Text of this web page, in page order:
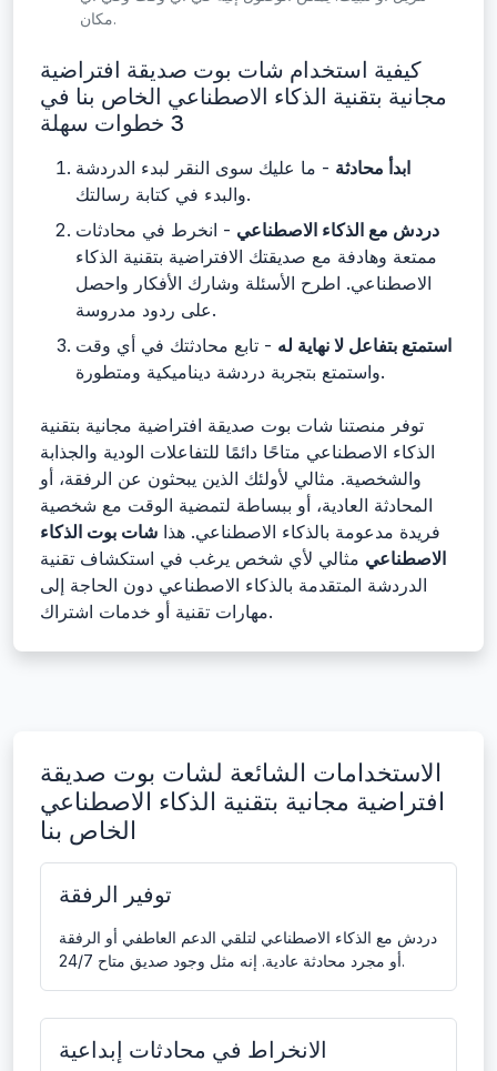
مكان.
كيفية استخدام شات بوت صديقة افتراضية
مجانية بتقنية الذكاء الاصطناعي الخاص بنا في
3 خطوات سهلة
ابدأ محادثة - ما عليك سوى النقر لبدء الدردشة
والبدء في كتابة رسالتك.
دردش مع الذكاء الاصطناعي - انخرط في محادثات
ممتعة وهادفة مع صديقتك الافتراضية بتقنية الذكاء
الاصطناعي. اطرح الأسئلة وشارك الأفكار واحصل
على ردود مدروسة.
استمتع بتفاعل لا نهاية له - تابع محادثتك في أي وقت
واستمتع بتجربة دردشة ديناميكية ومتطورة.
توفر منصتنا شات بوت صديقة افتراضية مجانية بتقنية
الذكاء الاصطناعي متاحًا دائمًا للتفاعلات الودية والجذابة
والشخصية. مثالي لأولئك الذين يبحثون عن الرفقة، أو
المحادثة العادية، أو ببساطة لتمضية الوقت مع شخصية
فريدة مدعومة بالذكاء الاصطناعي. هذا شات بوت الذكاء
الاصطناعي مثالي لأي شخص يرغب في استكشاف تقنية
الدردشة المتقدمة بالذكاء الاصطناعي دون الحاجة إلى
مهارات تقنية أو خدمات اشتراك.
الاستخدامات الشائعة لشات بوت صديقة
افتراضية مجانية بتقنية الذكاء الاصطناعي
الخاص بنا
توفير الرفقة
دردش مع الذكاء الاصطناعي لتلقي الدعم العاطفي أو الرفقة
أو مجرد محادثة عادية. إنه مثل وجود صديق متاح 24/7.
الانخراط في محادثات إبداعية